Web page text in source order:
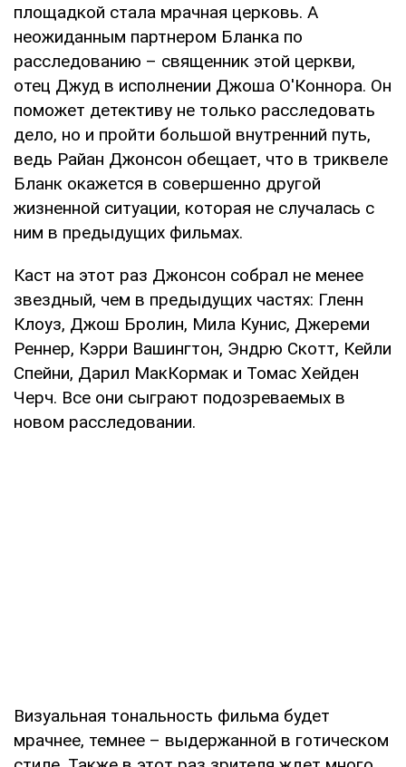
площадкой стала мрачная церковь. А
неожиданным партнером Бланка по
расследованию – священник этой церкви,
отец Джуд в исполнении Джоша О'Коннора. Он
поможет детективу не только расследовать
дело, но и пройти большой внутренний путь,
ведь Райан Джонсон обещает, что в триквеле
Бланк окажется в совершенно другой
жизненной ситуации, которая не случалась с
ним в предыдущих фильмах.
Каст на этот раз Джонсон собрал не менее
звездный, чем в предыдущих частях: Гленн
Клоуз, Джош Бролин, Мила Кунис, Джереми
Реннер, Кэрри Вашингтон, Эндрю Скотт, Кейли
Спейни, Дарил МакКормак и Томас Хейден
Черч. Все они сыграют подозреваемых в
новом расследовании.
Визуальная тональность фильма будет
мрачнее, темнее – выдержанной в готическом